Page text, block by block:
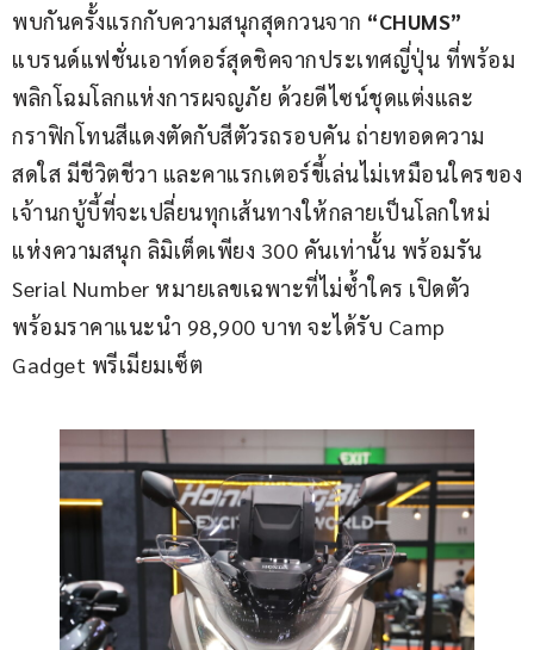
พบกันครั้งแรกกับความสนุกสุดกวนจาก “CHUMS”
แบรนด์แฟชั่นเอาท์ดอร์สุดชิคจากประเทศญี่ปุ่น ที่พร้อม
พลิกโฉมโลกแห่งการผจญภัย ด้วยดีไซน์ชุดแต่งและ
กราฟิกโทนสีแดงตัดกับสีตัวรถรอบคัน ถ่ายทอดความ
สดใส มีชีวิตชีวา และคาแรกเตอร์ขี้เล่นไม่เหมือนใครของ
เจ้านกบู้บี้ที่จะเปลี่ยนทุกเส้นทางให้กลายเป็นโลกใหม่
แห่งความสนุก ลิมิเต็ดเพียง 300 คันเท่านั้น พร้อมรัน
Serial Number หมายเลขเฉพาะที่ไม่ซ้ำใคร เปิดตัว
พร้อมราคาแนะนำ 98,900 บาท จะได้รับ Camp
Gadget พรีเมียมเซ็ต